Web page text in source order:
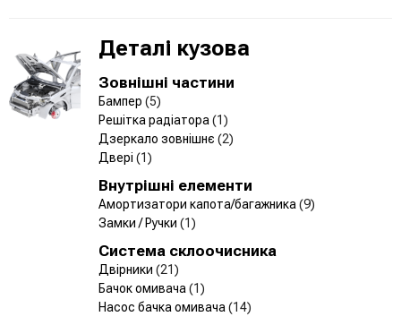
Деталі кузова
Зовнішні частини
Бампер (5)
Решітка радіатора (1)
Дзеркало зовнішнє (2)
Двері (1)
Внутрішні елементи
Амортизатори капота/багажника (9)
Замки / Ручки (1)
Система склоочисника
Двірники (21)
Бачок омивача (1)
Насос бачка омивача (14)